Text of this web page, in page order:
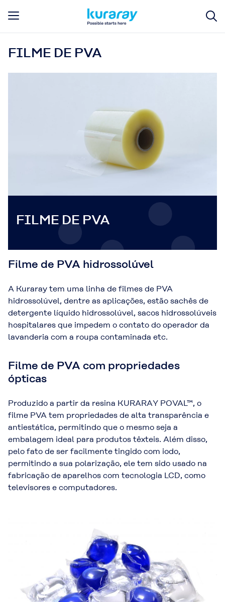
FILME DE PVA
FILME DE PVA
Filme de PVA hidrossolúvel
A Kuraray tem uma linha de filmes de PVA
hidrossolúvel, dentre as aplicações, estão sachês de
detergente líquido hidrossolúvel, sacos hidrossolúveis
hospitalares que impedem o contato do operador da
lavanderia com a roupa contaminada etc.
Filme de PVA com propriedades
ópticas
Produzido a partir da resina KURARAY POVAL™, o
filme PVA tem propriedades de alta transparência e
antiestática, permitindo que o mesmo seja a
embalagem ideal para produtos têxteis. Além disso,
pelo fato de ser facilmente tingido com iodo,
permitindo a sua polarização, ele tem sido usado na
fabricação de aparelhos com tecnologia LCD, como
televisores e computadores.